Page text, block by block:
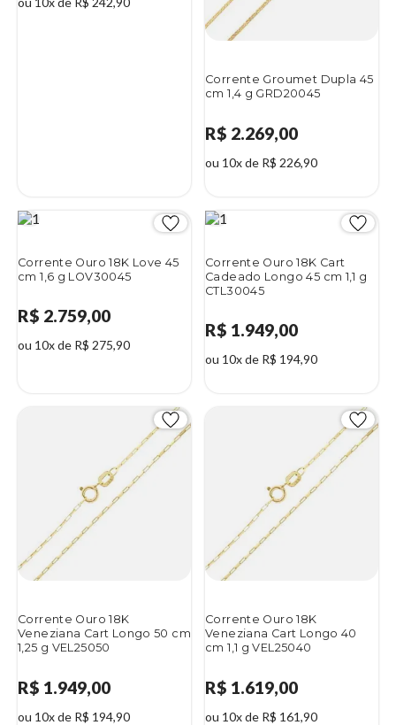
Corrente Groumet Dupla 45
cm 1,4 g GRD20045
R$ 2.269,00
ou 10x de R$ 226,90
Corrente Ouro 18K Love 45
cm 1,6 g LOV30045
R$ 2.759,00
ou 10x de R$ 275,90
Corrente Ouro 18K Cart
Cadeado Longo 45 cm 1,1 g
CTL30045
R$ 1.949,00
ou 10x de R$ 194,90
Corrente Ouro 18K
Veneziana Cart Longo 50 cm
1,25 g VEL25050
R$ 1.949,00
ou 10x de R$ 194,90
Corrente Ouro 18K
Veneziana Cart Longo 40
cm 1,1 g VEL25040
R$ 1.619,00
ou 10x de R$ 161,90